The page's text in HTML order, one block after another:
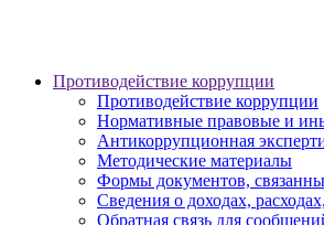
Противодействие коррупции
Противодействие коррупции
Нормативные правовые и
Антикоррупционная
Методические материалы
Формы документов,
Сведения о доходах,
Обратная связь для